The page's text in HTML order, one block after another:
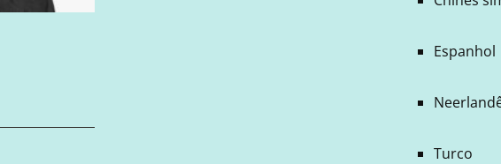
Espanhol
Turco